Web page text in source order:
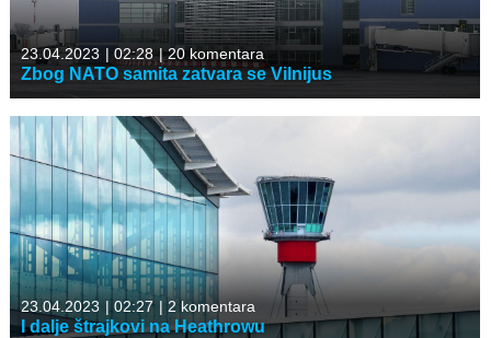
23.04.2023 | 02:28 |20 komentara
Zbog NATO samita zatvara se Vilnijus
23.04.2023 | 02:27 | 2 komentara
I dalje štrajkovi na Heathrowu